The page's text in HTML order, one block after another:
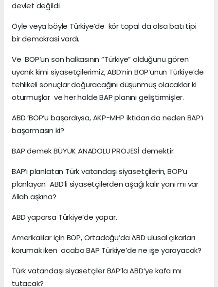
devlet değildi.
Öyle veya böyle Türkiye’de kör topal da olsa batı tipi
bir demokrasi vardı.
Ve BOP’un son halkasının “Türkiye” olduğunu gören
uyanık kimi siyasetçilerimiz, ABD’nin BOP’unun Türkiye’de
tehlikeli sonuçlar doğuracağını düşünmüş olacaklar ki
oturmuşlar ve her halde BAP planını geliştirmişler.
ABD ‘BOP’u başardıysa, AKP-MHP iktidarı da neden BAP’ı
başarmasın ki?
BAP demek BÜYÜK ANADOLU PROJESİ demektir.
BAP’ı planlatan Türk vatandaşı siyasetçilerin, BOP’u
planlayan ABD’li siyasetçilerden aşağı kalır yanı mı var
Allah aşkına?
ABD yaparsa Türkiye’de yapar.
Amerikalılar için BOP, Ortadoğu’da ABD ulusal çıkarları
korumak iken acaba BAP Türkiye’de ne işe yarayacak?
Türk vatandaşı siyasetçiler BAP’la ABD’ye kafa mı
tutacak?